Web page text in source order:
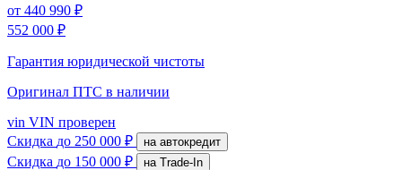
от 440 990 ₽
552 000 ₽
Гарантия юридической чистоты
Оригинал ПТС в наличии
vin VIN проверен
Скидка до 250 000 ₽ на автокредит
Скидка до 150 000 ₽
на Trade-In